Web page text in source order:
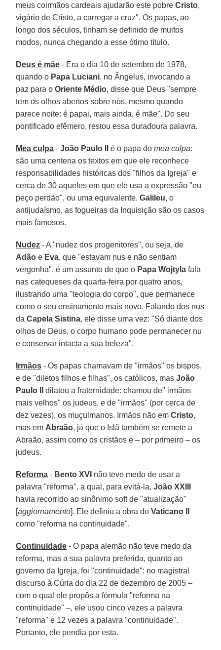
meus coirmãos cardeais ajudarão este pobreCristo,
vigário de Cristo, a carregar a cruz". Os papas, ao
longo dos séculos, tinham se definido de muitos
modos, nunca chegando a esse ótimo título.
Deus é mãe - Era o dia 10 de setembro de 1978,
quando o Papa Luciani, no Ângelus, invocando a
paz para oOriente Médio, disse que Deus "sempre
tem os olhos abertos sobre nós, mesmo quando
parece noite: é papai, mais ainda, é mãe". Do seu
pontificado efêmero, restou essa duradoura palavra.
Mea culpa -João Paulo II é o papa domea culpa:
são uma centena os textos em que ele reconhece
responsabilidades históricas dos "filhos da Igreja" e
cerca de 30 aqueles em que ele usa a expressão "eu
peço perdão", ou uma equivalente.Galileu, o
antijudaísmo, as fogueiras da Inquisição são os casos
mais famosos.
Nudez - A "nudez dos progenitores", ou seja, de
Adão e Eva, que "estavam nus e não sentiam
vergonha", é um assunto de que o Papa Wojtyla fala
nas catequeses da quarta-feira por quatro anos,
ilustrando uma "teologia do corpo", que permanece
como o seu ensinamento mais novo. Falando dos nus
daCapela Sistina, ele disse uma vez: "Só diante dos
olhos de Deus, o corpo humano pode permanecer nu
e conservar intacta a sua beleza".
Irmãos - Os papas chamavam de "irmãos" os bispos,
e de "diletos filhos e filhas", os católicos, masJoão
Paulo II
dilatou a fraternidade: chamou de" irmãos
mais velhos" os judeus, e de "irmãos" (por cerca de
dez vezes), os muçulmanos. Irmãos não emCristo,
mas em Abraão, já que o Islã também se remete a
Abraão, assim como os cristãos e – por primeiro – os
judeus.
Reforma - Bento XVI não teve medo de usar a
palavra "reforma", a qual, para evitá-la,João XXIII
havia recorrido ao sinônimo soft de "atualização"
[aggiornamento]. Ele definiu a obra doVaticano II
como "reforma na continuidade".
Continuidade - O papa alemão não teve medo da
reforma, mas a sua palavra preferida, quanto ao
governo da Igreja, foi "continuidade": no magistral
discurso à Cúria do dia 22 de dezembro de 2005 –
com o qual ele propôs a fórmula "reforma na
continuidade" –, ele usou cinco vezes a palavra
"reforma" e 12 vezes a palavra "continuidade".
Portanto, ele pendia por esta.